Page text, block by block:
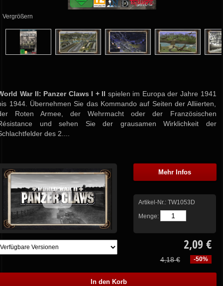
Vergrößern
War II: Panzer Claws I + II spielen im Europa der Jahre 1941
1944. Übernehmen Sie das Kommando auf Seiten der Alliierten,
Roten Armee, der Wehrmacht oder der Französischen
und sehen Sie der grausamen Wirklichkeit der
des 2....
Mehr Infos
Artikel-Nr.: TW1053D
Menge:
2,09 €
-50%
4,18 €